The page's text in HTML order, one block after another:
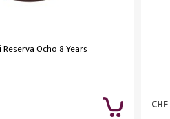
Ocho 8 Years
CHF